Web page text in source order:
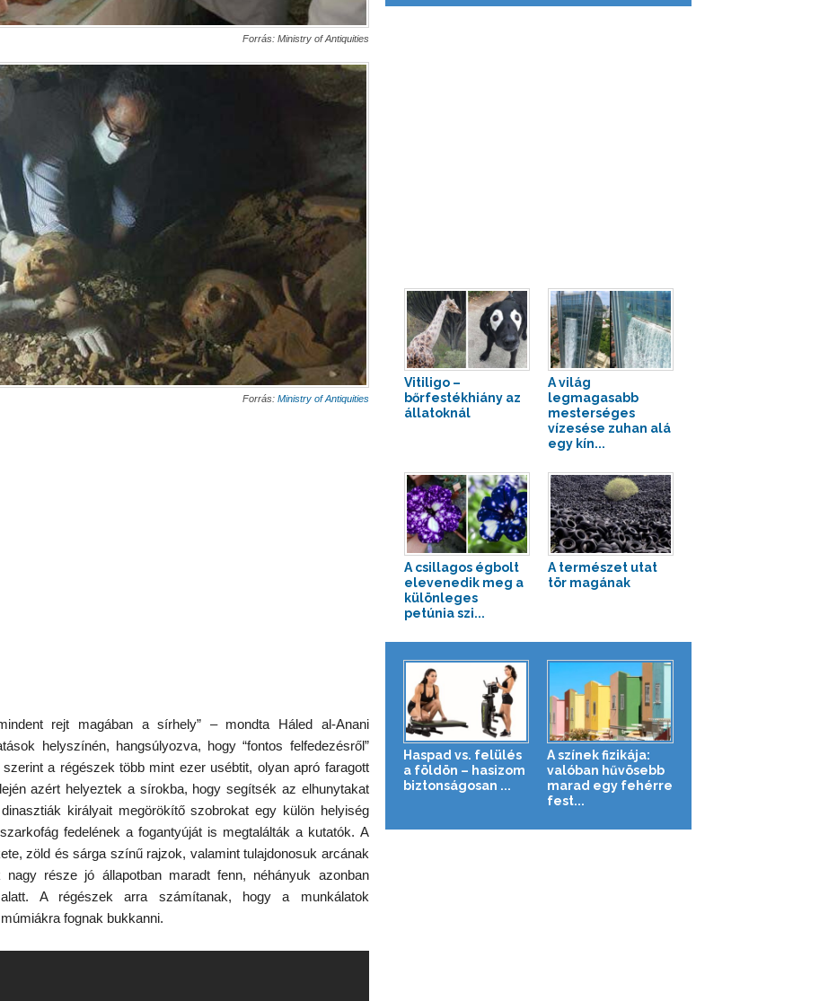
Forrás: Ministry of Antiquities
Forrás: Ministry of Antiquities
rejt magában a sírhely” – mondta Háled al-Anani
helyszínén, hangsúlyozva, hogy “fontos felfedezésről”
a régészek több mint ezer usébtit, olyan apró faragott
azért helyeztek a sírokba, hogy segítsék az elhunytakat
királyait megörökítő szobrokat egy külön helyiség
fedelének a fogantyúját is megtalálták a kutatók. A
zöld és sárga színű rajzok, valamint tulajdonosuk arcának
része jó állapotban maradt fenn, néhányuk azonban
A régészek arra számítanak, hogy a munkálatok
fognak bukkanni.
Vitiligo –
bőrfestékhiány az
állatoknál
A világ
legmagasabb
mesterséges
vízesése zuhan alá
egy kín...
A csillagos égbolt
elevenedik meg a
különleges
petúnia szi...
A természet utat
tör magának
Haspad vs. felülés
a földön – hasizom
biztonságosan ...
A színek fizikája:
valóban hűvösebb
marad egy fehérre
fest...